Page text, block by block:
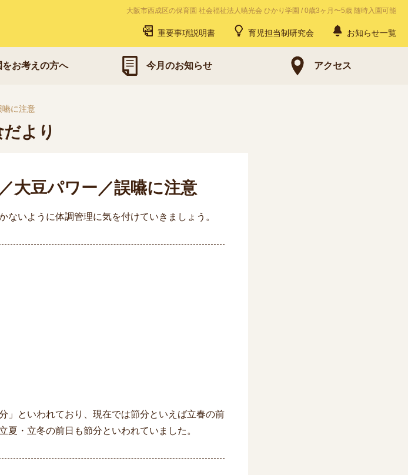
大阪市西成区の保育園 社会福祉法人暁光会 ひかり学園 / 0歳3ヶ月〜5歳 随時入園可能
をお考えの方へ 今月のお知らせ アクセス
重要事項説明書 育児担当制研究会 お知らせ一覧
に注意
より
大豆パワー／誤嚥に注意
ないように体調管理に気を付けていきましょう。
」といわれており、現在では節分といえば立春の前
夏・立冬の前日も節分といわれていました。